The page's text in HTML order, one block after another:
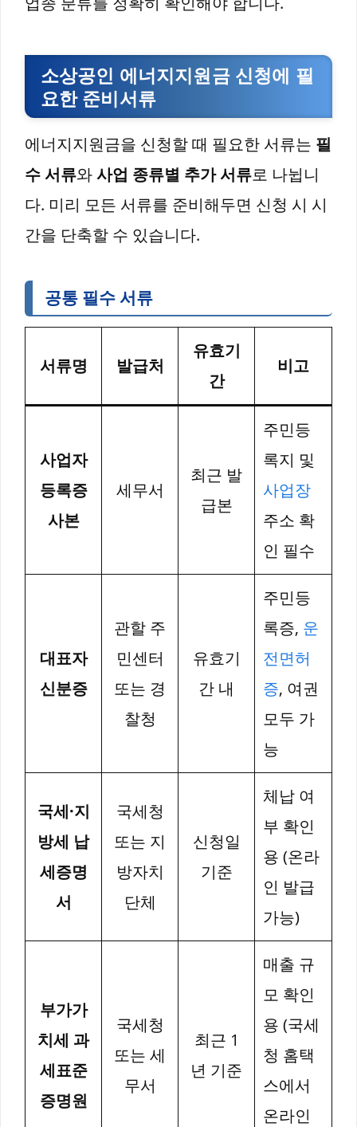
소상공인 에너지지원금 신청에 필
요한 준비서류
에너지지원금을 신청할 때 필요한 서류는 필
수 서류와사업 종류별 추가 서류로 나뉩니
다. 미리 모든 서류를 준비해두면 신청 시 시
간을 단축할 수 있습니다.
공통 필수 서류
서류명 발급처
유효기
간
비고
사업자
등록증
사본
세무서
최근 발
급본
주민등
록지 및
사업장
주소 확
인 필수
대표자
신분증
관할 주
민센터
또는 경
찰청
유효기
간 내
주민등
록증, 운
전면허
증, 여권
모두 가
능
국세·지
방세 납
세증명
서
국세청
또는 지
방자치
단체
신청일
기준
체납 여
부 확인
용 (온라
인 발급
가능)
부가가
치세 과
세표준
증명원
국세청
또는 세
무서
최근 1
년 기준
매출 규
모 확인
용 (국세
청 홈택
스에서
온라인